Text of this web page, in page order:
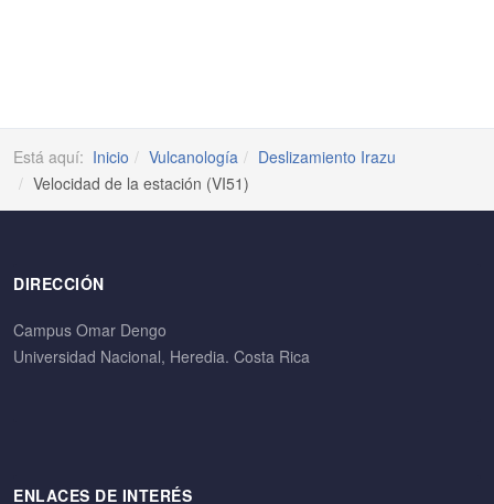
Está aquí: Inicio Vulcanología
Deslizamiento Irazu
Velocidad de la estación (VI51)
DIRECCIÓN
Campus Omar Dengo
Universidad Nacional, Heredia. Costa Rica
ENLACES DE INTERÉS